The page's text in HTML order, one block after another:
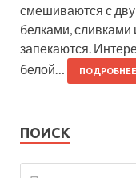
смешиваются с
белками,
запекаются.
белой…
ПОДРОБНЕЕ
ПОИСК